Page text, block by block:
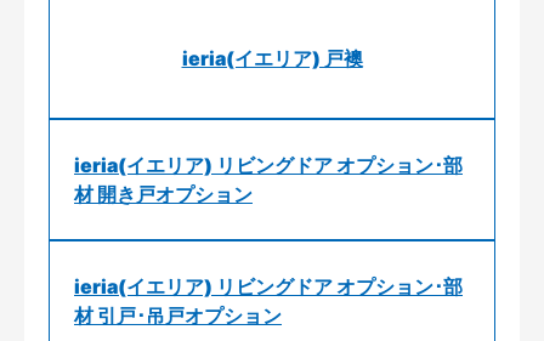
ieria(イエリア) 戸襖
ieria(イエリア) リビングドア オプション･部
材 開き戸オプション
ieria(イエリア) リビングドア オプション･部
材 引戸･吊戸オプション